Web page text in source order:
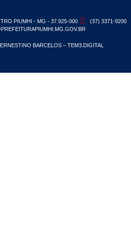
PIUMHI - MG - 37.925-000
(37) 3371-9200
BARCELOS – TEM3.DIGITAL